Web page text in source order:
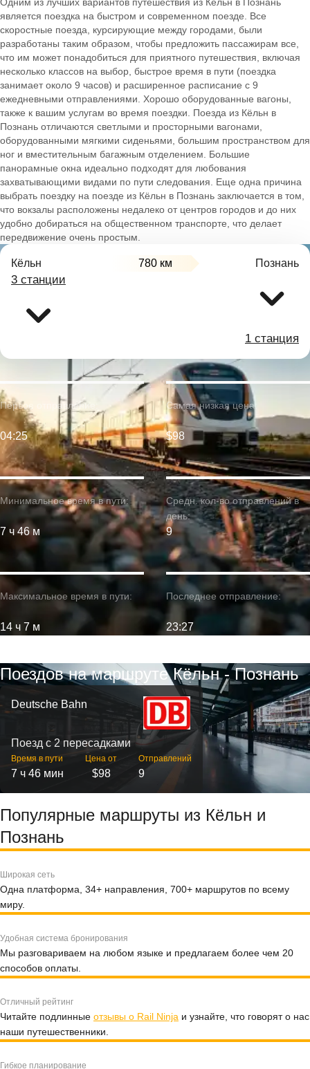
является поездка на быстром и современном поезде. Все
скоростные поезда, курсирующие между городами, были
разработаны таким образом, чтобы предложить пассажирам все,
что им может понадобиться для приятного путешествия, включая
несколько классов на выбор, быстрое время в пути (поездка
занимает около 9 часов) и расширенное расписание с 9
ежедневными отправлениями. Хорошо оборудованные вагоны,
также к вашим услугам во время поездки. Поезда из Кёльн в
Познань отличаются светлыми и просторными вагонами,
оборудованными мягкими сиденьями, большим пространством для
ног и вместительным багажным отделением. Большие
панорамные окна идеально подходят для любования
захватывающими видами по пути следования. Еще одна причина
выбрать поездку на поезде из Кёльн в Познань заключается в том,
что вокзалы расположены недалеко от центров городов и до них
удобно добираться на общественном транспорте, что делает
передвижение очень простым.
Кёльн 780 км Познань
3 станции
1 станция
Минимальное время в пути:
7 ч 46 м
Первое отправление:
04:25
Максимальное время в пути:
14 ч 7 м
Самая низкая цена:
$98
Средн. кол-во отправлений в
день:
9
Последнее отправление:
23:27
Поездов на маршруте Кёльн - Познань
Deutsche Bahn
Поезд с 2 пересадками
Время в пути
7 ч 46 мин
Цена от
$98
Отправлений
9
Популярные маршруты из Кёльн и
Познань
Широкая сеть
Одна платформа, 34+ направления, 700+ маршрутов по всему
миру.
Удобная система бронирования
Мы разговариваем на любом языке и предлагаем более чем 20
способов оплаты.
Отличный рейтинг
Читайте подлинные отзывы о Rail Ninja и узнайте, что говорят о нас
наши путешественники.
Гибкое планирование